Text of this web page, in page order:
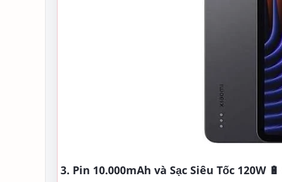
3. Pin 10.000mAh và Sạc Siêu Tốc 120W 🔋